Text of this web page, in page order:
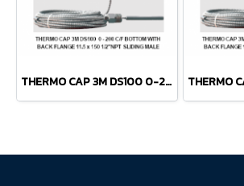
THERMO CAP 3M DS100 0-200 C/F BOTTOM WITH BACK FLANGED 11.5x150 1/2" NPT SLIDING MALE